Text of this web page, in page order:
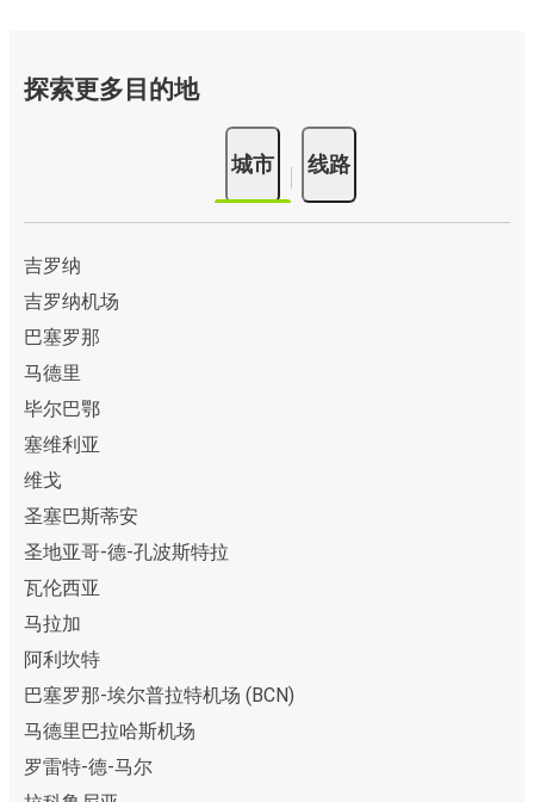
探索更多目的地
城市 线路
吉罗纳
吉罗纳机场
巴塞罗那
马德里
毕尔巴鄂
塞维利亚
维戈
圣塞巴斯蒂安
圣地亚哥-德-孔波斯特拉
瓦伦西亚
马拉加
阿利坎特
巴塞罗那-埃尔普拉特机场 (BCN)
马德里巴拉哈斯机场
罗雷特-德-马尔